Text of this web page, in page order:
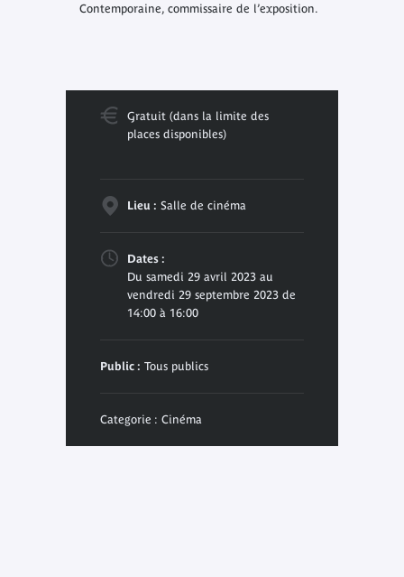
Contemporaine, commissaire de l’exposition.
Gratuit (dans la limite des
places disponibles)
Lieu : Salle de cinéma
Dates :
Du samedi 29 avril 2023 au
vendredi 29 septembre 2023 de
14:00 à 16:00
Public : Tous publics
Categorie : Cinéma